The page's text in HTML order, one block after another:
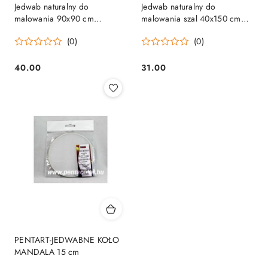
Jedwab naturalny do
malowania 90x90 cm
(0)
Cena:
40.00
Jedwab naturalny do
malowania szal 40x150 cm
(0)
Cena:
31.00
PENTART-JEDWABNE KOŁO
MANDALA 15 cm